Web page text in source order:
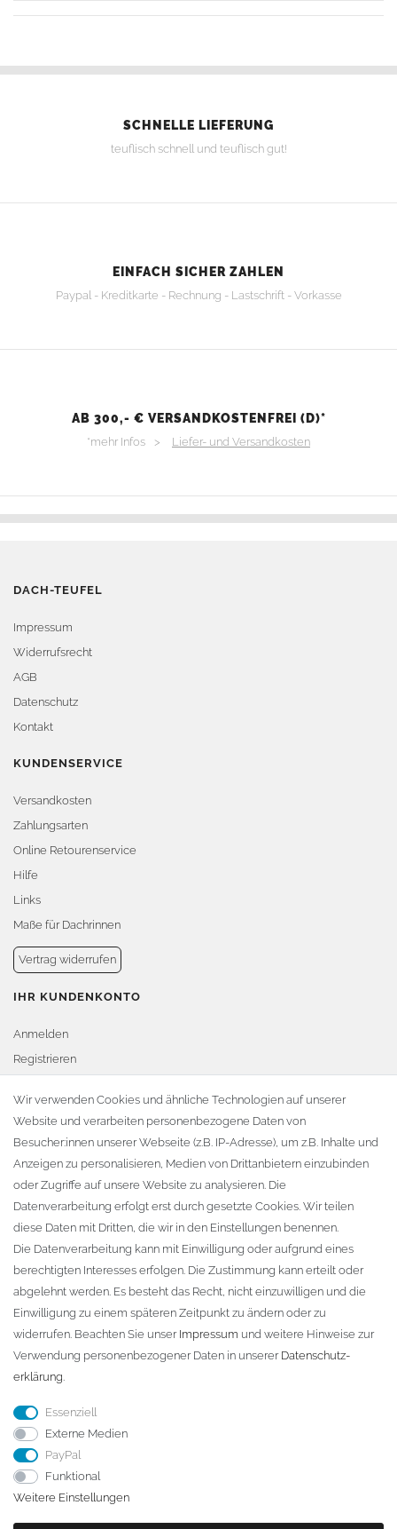
SCHNELLE LIEFERUNG
teuflisch schnell und teuflisch gut!
EINFACH SICHER ZAHLEN
Paypal - Kreditkarte - Rechnung - Lastschrift - Vorkasse
AB 300,- € VERSANDKOSTENFREI (D)*
*mehr Infos > Liefer- und Versandkosten
DACH-TEUFEL
Impressum
Widerrufsrecht
AGB
Datenschutz
Kontakt
KUNDENSERVICE
Versandkosten
Zahlungsarten
Online Retourenservice
Hilfe
Links
Maße für Dachrinnen
Vertrag widerrufen
IHR KUNDENKONTO
Anmelden
Registrieren
Warenkorb
Zur Kasse
KONTAKT
Fa. Steffen Jost
Söbrigener Weg 50
D-01796 Pirna
Telefon:+49 (0)3501 507295
info@dach-teufel.de
Wir verwenden Cookies und ähnliche Technologien auf unserer
Website und verarbeiten personenbezogene Daten von
Besucher:innen unserer Webseite (z.B. IP-Adresse), um z.B. Inhalte und
Anzeigen zu personalisieren, Medien von Drittanbietern einzubinden
oder Zugriffe auf unsere Website zu analysieren. Die
Datenverarbeitung erfolgt erst durch gesetzte Cookies. Wir teilen
diese Daten mit Dritten, die wir in den Einstellungen benennen.
Die Datenverarbeitung kann mit Einwilligung oder aufgrund eines
berechtigten Interesses erfolgen. Die Zustimmung kann erteilt oder
abgelehnt werden. Es besteht das Recht, nicht einzuwilligen und die
Einwilligung zu einem späteren Zeitpunkt zu ändern oder zu
widerrufen. Beachten Sie unser Impressum und weitere Hinweise zur
Verwendung personenbezogener Daten in unserer Daten­schutz­
erklärung.
Essenziell
Externe Medien
PayPal
Funktional
Weitere Einstellungen